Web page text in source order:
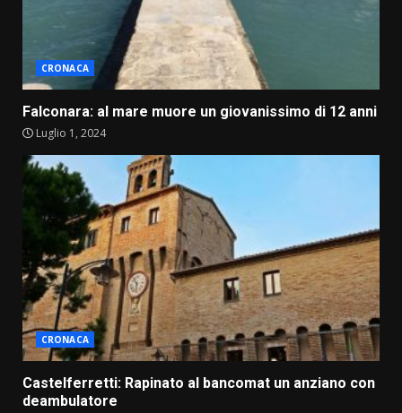
CRONACA
Falconara: al mare muore un giovanissimo di 12 anni
Luglio 1, 2024
CRONACA
Castelferretti: Rapinato al bancomat un anziano con
deambulatore